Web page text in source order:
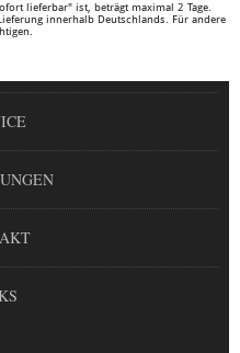
lieferbar" ist, beträgt maximal 2 Tage.
innerhalb Deutschlands. Für andere